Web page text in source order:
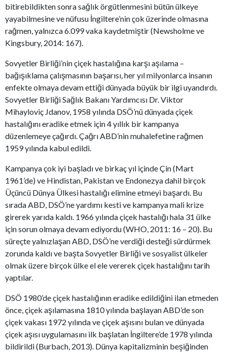
bitirebildikten sonra sağlık örgütlenmesini bütün ülkeye
yayabilmesine ve nüfusu İngiltere’nin çok üzerinde olmasına
rağmen, yalnızca 6.099 vaka kaydetmiştir (Newsholme ve
Kingsbury, 2014: 167).
Sovyetler Birliği’nin çiçek hastalığına karşı aşılama –
bağışıklama çalışmasının başarısı, her yıl milyonlarca insanın
enfekte olmaya devam ettiği dünyada büyük bir ilgi uyandırdı.
Sovyetler Birliği Sağlık Bakanı Yardımcısı Dr. Viktor
Mihayloviç Jdanov, 1958 yılında DSÖ’nü dünyada çiçek
hastalığını eradike etmek için 4 yıllık bir kampanya
düzenlemeye çağırdı. Çağrı ABD’nin muhalefetine rağmen
1959 yılında kabul edildi.
Kampanya çok iyi başladı ve birkaç yıl içinde Çin (Mart
1961’de) ve Hindistan, Pakistan ve Endonezya dahil birçok
Üçüncü Dünya Ülkesi hastalığı elimine etmeyi başardı. Bu
sırada ABD, DSÖ’ne yardımı kesti ve kampanya mali krize
girerek yarıda kaldı. 1966 yılında çiçek hastalığı hala 31 ülke
için sorun olmaya devam ediyordu (WHO, 2011: 16 – 20). Bu
süreçte yalnızlaşan ABD, DSÖ’ne verdiği desteği sürdürmek
zorunda kaldı ve başta Sovyetler Birliği ve sosyalist ülkeler
olmak üzere birçok ülke el ele vererek çiçek hastalığını tarih
yaptılar.
DSÖ 1980’de çiçek hastalığının eradike edildiğini ilan etmeden
önce, çiçek aşılamasına 1810 yılında başlayan ABD’de son
çiçek vakası 1972 yılında ve çiçek aşısını bulan ve dünyada
çiçek aşısı uygulamasını ilk başlatan İngiltere’de 1978 yılında
bildirildi (Burbach, 2013). Dünya kapitalizminin beşiğinden